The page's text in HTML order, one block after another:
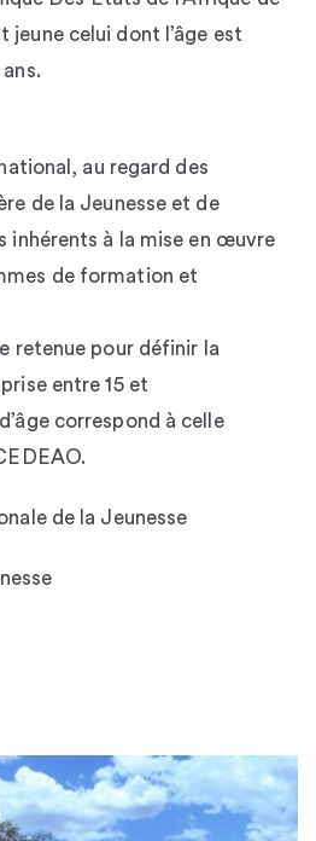
jeune celui dont l’âge est
au regard des
de la Jeunesse et de
inhérents à la mise en œuvre
de formation et
retenue pour définir la
entre 15 et
correspond à celle
de la Jeunesse